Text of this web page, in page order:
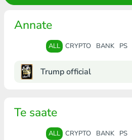
Annate
ALL CRYPTO BANK PS
Trump official
Te saate
ALL CRYPTO BANK PS